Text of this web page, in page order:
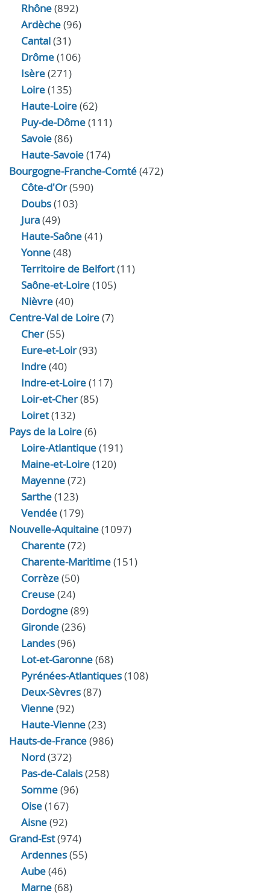
Rhône(892)
Ardèche(96)
Cantal(31)
Drôme(106)
Isère(271)
Loire(135)
Haute-Loire(62)
Puy-de-Dôme(111)
Savoie(86)
Haute-Savoie(174)
Bourgogne-Franche-Comté(472)
Côte-d'Or(590)
Doubs(103)
Jura(49)
Haute‑Saône(41)
Yonne(48)
Territoire de Belfort(11)
Saône-et-Loire(105)
Nièvre(40)
Centre-Val de Loire(7)
Cher(55)
Eure‑et‑Loir(93)
Indre(40)
Indre‑et‑Loire(117)
Loir‑et‑Cher(85)
Loiret(132)
Pays de la Loire(6)
Loire-Atlantique(191)
Maine-et-Loire(120)
Mayenne(72)
Sarthe(123)
Vendée(179)
Nouvelle-Aquitaine(1097)
Charente(72)
Charente-Maritime(151)
Corrèze(50)
Creuse(24)
Dordogne(89)
Gironde(236)
Landes(96)
Lot-et-Garonne(68)
Pyrénées-Atlantiques(108)
Deux-Sèvres(87)
Vienne(92)
Haute-Vienne(23)
Hauts-de-France(986)
Nord(372)
Pas-de-Calais(258)
Somme(96)
Oise(167)
Aisne(92)
Grand-Est(974)
Ardennes(55)
Aube(46)
Marne(68)